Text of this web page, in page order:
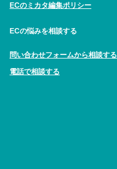
ECのミカタ編集ポリシー
ECの悩みを相談する
問い合わせフォームから相談する
電話で相談する